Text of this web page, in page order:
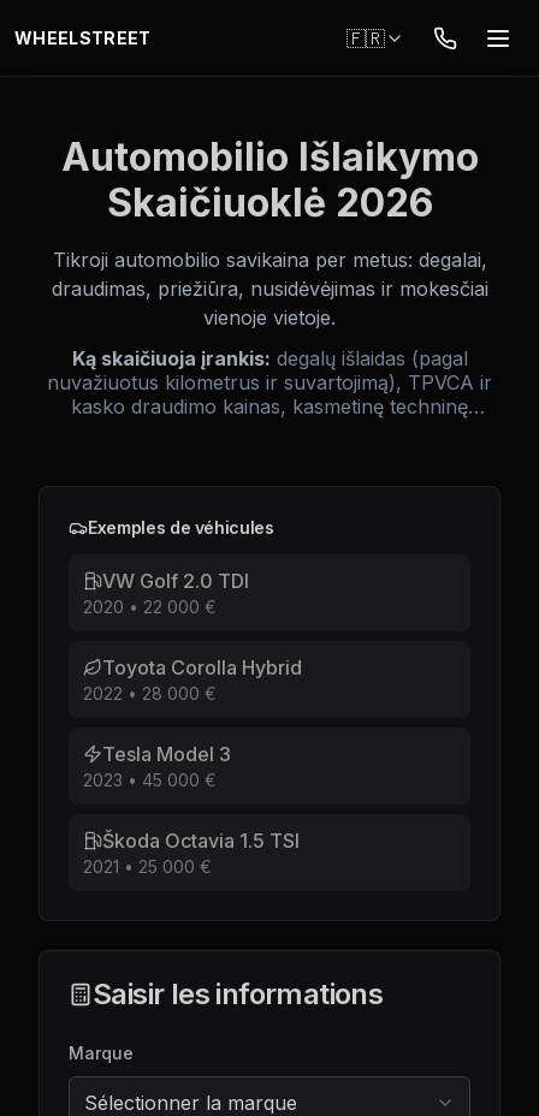
WHEELSTREET 🇫🇷
Automobilio Išlaikymo
Skaičiuoklė 2026
Tikroji automobilio savikaina per metus: degalai,
draudimas, priežiūra, nusidėvėjimas ir mokesčiai
vienoje vietoje.
Ką skaičiuoja įrankis: degalų išlaidas (pagal
nuvažiuotus kilometrus ir suvartojimą), TPVCA ir
kasko draudimo kainas, kasmetinę techninę
Exemples de véhicules
VW Golf 2.0 TDI
2020 • 22 000 €
Toyota Corolla Hybrid
2022 • 28 000 €
Tesla Model 3
2023 • 45 000 €
Škoda Octavia 1.5 TSI
2021 • 25 000 €
Saisir les informations
Marque
Sélectionner la marque